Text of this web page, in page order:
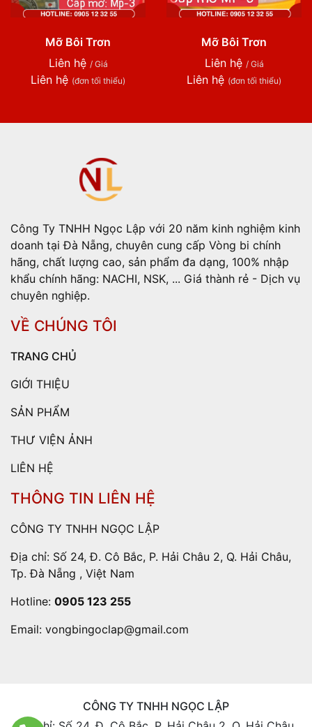
Mỡ Bôi Trơn
Liên hệ / Giá
Liên hệ (đơn tối thiểu)
Mỡ Bôi Trơn
Liên hệ / Giá
Liên hệ (đơn tối thiểu)
Công Ty TNHH Ngọc Lập với 20 năm kinh nghiệm kinh
doanh tại Đà Nẵng, chuyên cung cấp Vòng bi chính
hãng, chất lượng cao, sản phẩm đa dạng, 100% nhập
khẩu chính hãng: NACHI, NSK, ... Giá thành rẻ - Dịch vụ
chuyên nghiệp.
VỀ CHÚNG TÔI
TRANG CHỦ
GIỚI THIỆU
SẢN PHẨM
THƯ VIỆN ẢNH
LIÊN HỆ
THÔNG TIN LIÊN HỆ
CÔNG TY TNHH NGỌC LẬP
Địa chỉ: Số 24, Đ. Cô Bắc, P. Hải Châu 2, Q. Hải Châu,
Tp. Đà Nẵng , Việt Nam
Hotline: 0905 123 255
Email: vongbingoclap@gmail.com
CÔNG TY TNHH NGỌC LẬP